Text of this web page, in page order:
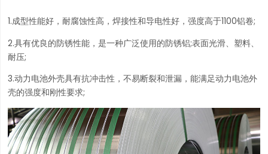
1.成型性能好，耐腐蚀性高，焊接性和导电性好，强度高于1100铝卷;
2.具有优良的防锈性能，是一种广泛使用的防锈铝;表面光滑、塑料、
耐压;
3.动力电池外壳具有抗冲击性，不易断裂和泄漏，能满足动力电池外
壳的强度和刚性要求;